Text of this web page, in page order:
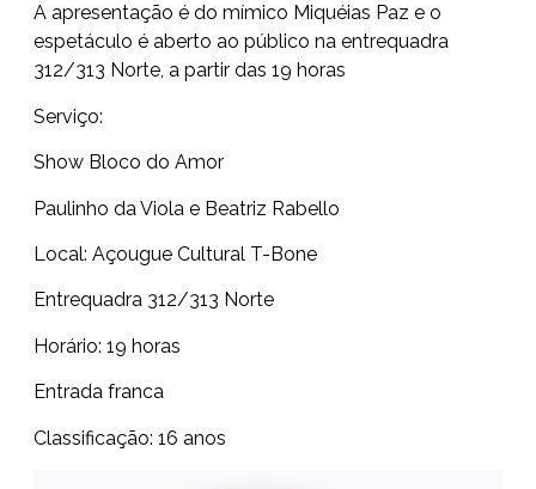
A apresentação é do mímico Miquéias Paz e o
espetáculo é aberto ao público na entrequadra
312/313 Norte, a partir das 19 horas
Serviço:
Show Bloco do Amor
Paulinho da Viola e Beatriz Rabello
Local: Açougue Cultural T-Bone
Entrequadra 312/313 Norte
Horário: 19 horas
Entrada franca
Classificação: 16 anos